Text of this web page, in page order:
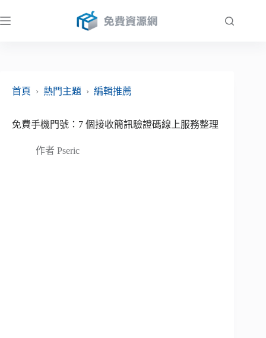
至
首頁
› 熱門主題 › 編輯推薦
免費手機門號：7 個接收簡訊驗證碼線上服務整理
作者 Pseric